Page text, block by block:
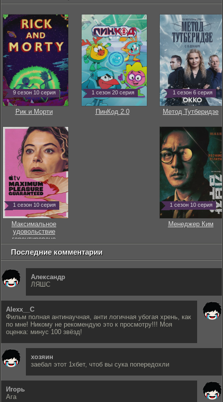
9 сезон 10 серия
Рик и Морти
1 сезон 20 серия
ПинКод 2.0
1 сезон 6 серия
Метод Тутберидзе
1 сезон 10 серия
Максимальное
удовольствие
гарантировано
1 сезон 10 серия
Менеджер Ким
Последние комментарии
Александр
ЛЯШС
Alexx__C
Фильм полная антинаучная, анти логичная убогая хрень, как
по мне! Никому не рекомендую это к просмотру!!! Моя
оценка: минус 100 звёзд!
хозяин
заебал этот 1хбет, чтоб вы сука попередохли
Игорь
Ага